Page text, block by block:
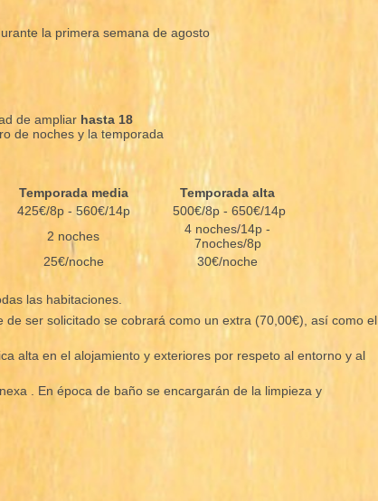
la primera semana de agosto
de ampliar hasta 18
de noches y la temporada
Temporada media
Temporada alta
425€/8p - 560€/14p
500€/8p - 650€/14p
2 noches
4 noches/14p -
7noches/8p
25€/noche 30€/noche
las habitaciones.
ser solicitado se cobrará como un extra (70,00€), así como el
alta en el alojamiento y exteriores por respeto al entorno y al
. En época de baño se encargarán de la limpieza y